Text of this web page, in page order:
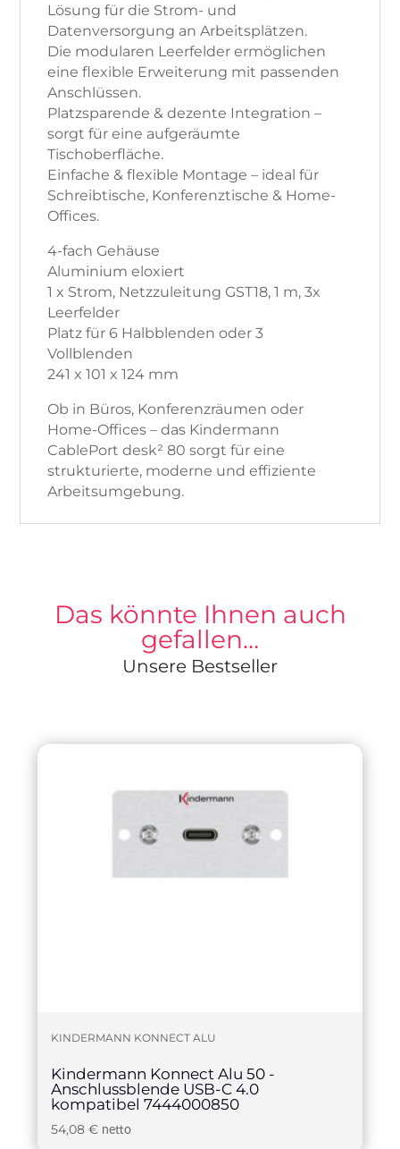
Lösung für die Strom- und
Datenversorgung an Arbeitsplätzen.
Die modularen Leerfelder ermöglichen
eine flexible Erweiterung mit passenden
Anschlüssen.
Platzsparende & dezente Integration –
sorgt für eine aufgeräumte
Tischoberfläche.
Einfache & flexible Montage – ideal für
Schreibtische, Konferenztische & Home-
Offices.
4-fach Gehäuse
Aluminium eloxiert
1 x Strom, Netzzuleitung GST18, 1 m, 3x
Leerfelder
Platz für 6 Halbblenden oder 3
Vollblenden
241 x 101 x 124 mm
Ob in Büros, Konferenzräumen oder
Home-Offices – das Kindermann
CablePort desk² 80 sorgt für eine
strukturierte, moderne und effiziente
Arbeitsumgebung.
Das könnte Ihnen auch
gefallen…
Unsere Bestseller
KINDERMANN KONNECT ALU
Kindermann Konnect Alu 50 -
Anschlussblende USB-C 4.0
kompatibel 7444000850
54,08€ netto